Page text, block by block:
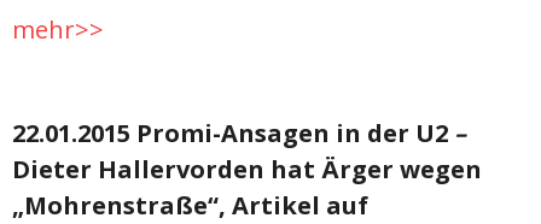
mehr>>
22.01.2015 Promi-Ansagen in der U2 –
Dieter Hallervorden hat Ärger wegen
„Mohrenstraße“, Artikel auf